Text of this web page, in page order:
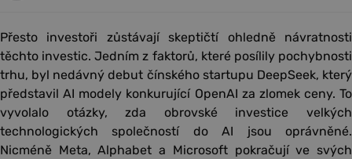
Přesto investoři zůstávají skeptičtí ohledně návratnosti
těchto investic. Jedním z faktorů, které posílily pochybnosti
trhu, byl nedávný debut čínského startupu DeepSeek, který
představil AI modely konkurující OpenAI za zlomek ceny. To
vyvolalo otázky, zda obrovské investice velkých
technologických společností do AI jsou oprávněné.
Nicméně Meta, Alphabet a Microsoft pokračují ve svých